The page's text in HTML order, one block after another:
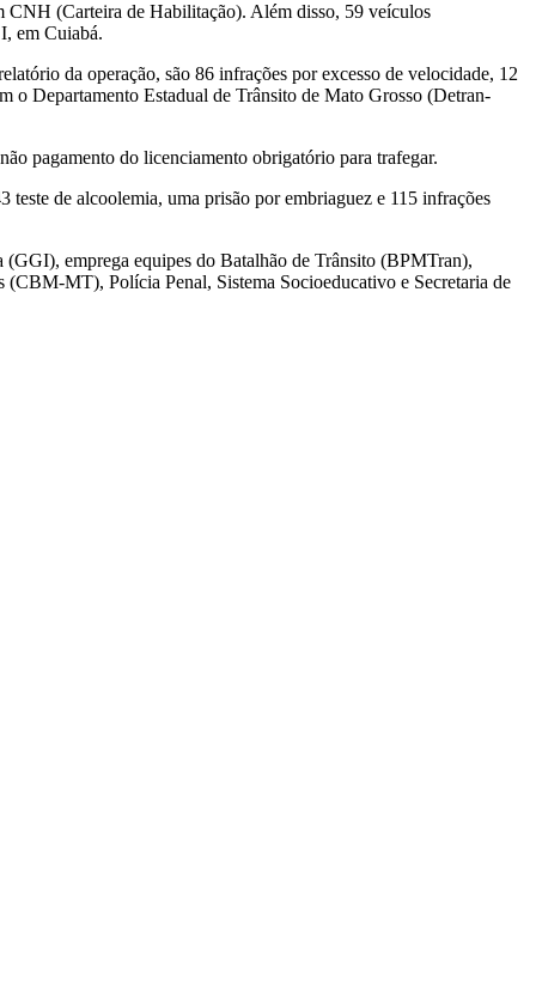
CNH (Carteira de Habilitação). Além disso, 59 veículos
em Cuiabá.
da operação, são 86 infrações por excesso de velocidade, 12
o Departamento Estadual de Trânsito de Mato Grosso (Detran-
pagamento do licenciamento obrigatório para trafegar.
teste de alcoolemia, uma prisão por embriaguez e 115 infrações
emprega equipes do Batalhão de Trânsito (BPMTran),
MT), Polícia Penal, Sistema Socioeducativo e Secretaria de